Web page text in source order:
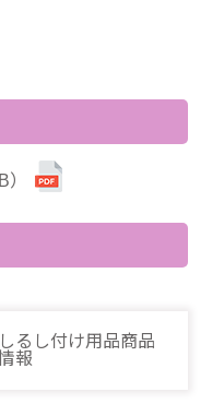
しるし付け用品商品
報